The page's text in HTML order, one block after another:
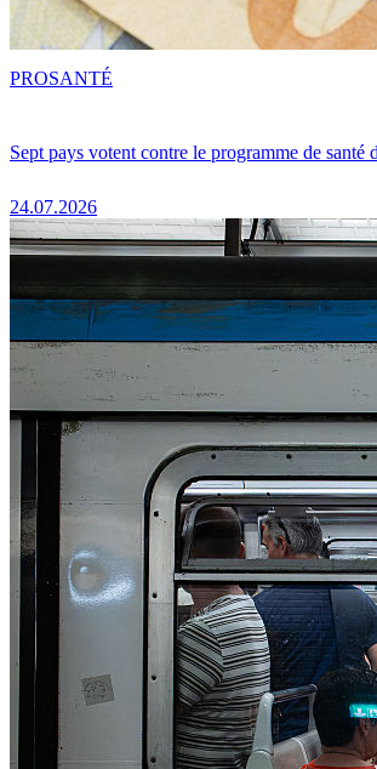
Sept pays votent contre le programme de santé
24.07.2026
PROSANTÉ